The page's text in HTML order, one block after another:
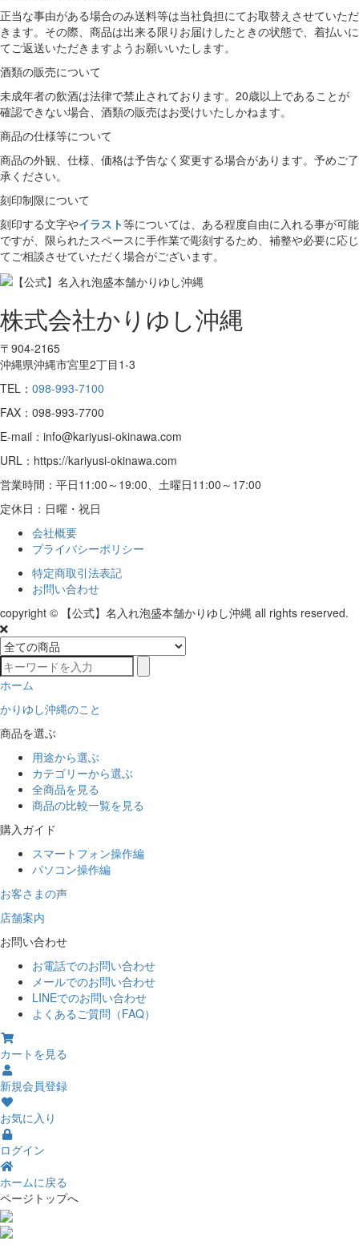
正当な事由がある場合のみ送料等は当社負担にてお取替えさせていただ
きます。その際、商品は出来る限りお届けしたときの状態で、着払いに
てご返送いただきますようお願いいたします。
酒類の販売について
未成年者の飲酒は法律で禁止されております。20歳以上であることが
確認できない場合、酒類の販売はお受けいたしかねます。
商品の仕様等について
商品の外観、仕様、価格は予告なく変更する場合があります。予めご了
承ください。
刻印制限について
刻印する文字やイラスト等については、ある程度自由に入れる事が可能
ですが、限られたスペースに手作業で彫刻するため、補整や必要に応じ
てご相談させていただく場合がございます。
株式会社かりゆし沖縄
〒904-2165
沖縄県沖縄市宮里2丁目1-3
TEL： 098-993-7100
FAX：098-993-7700
E-mail：info@kariyusi-okinawa.com
URL：https://kariyusi-okinawa.com
営業時間：平日11:00～19:00、土曜日11:00～17:00
定休日：日曜・祝日
会社概要
プライバシーポリシー
特定商取引法表記
お問い合わせ
copyright © 【公式】名入れ泡盛本舗かりゆし沖縄 all rights reserved.
ホーム
かりゆし沖縄のこと
商品を選ぶ
用途から選ぶ
カテゴリーから選ぶ
全商品を見る
商品の比較一覧を見る
購入ガイド
スマートフォン操作編
パソコン操作編
お客さまの声
店舗案内
お問い合わせ
お電話でのお問い合わせ
メールでのお問い合わせ
LINEでのお問い合わせ
よくあるご質問（FAQ）
カートを見る
新規会員登録
お気に入り
ログイン
ホームに戻る
ページトップへ